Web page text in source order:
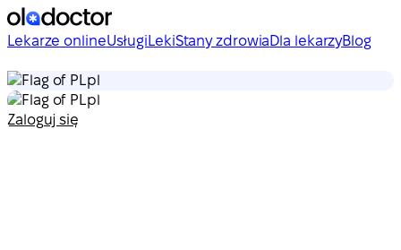
Lekarze onlineUsługi LekiStany zdrowiaDla lekarzyBlog
pl
pl
Zaloguj się